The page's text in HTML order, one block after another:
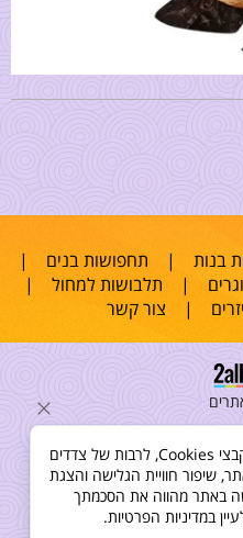
בנות | תחפושות בנים |
| תלבושות למחול |
| צור קשר
לידיעתך, באתרנו נעשה שימוש בקבצי Cookies, לרבות של צדדים
שיפור חוויית הגלישה והצגת
באתר מהווה את הסכמתך
במדיניות הפרטיות.